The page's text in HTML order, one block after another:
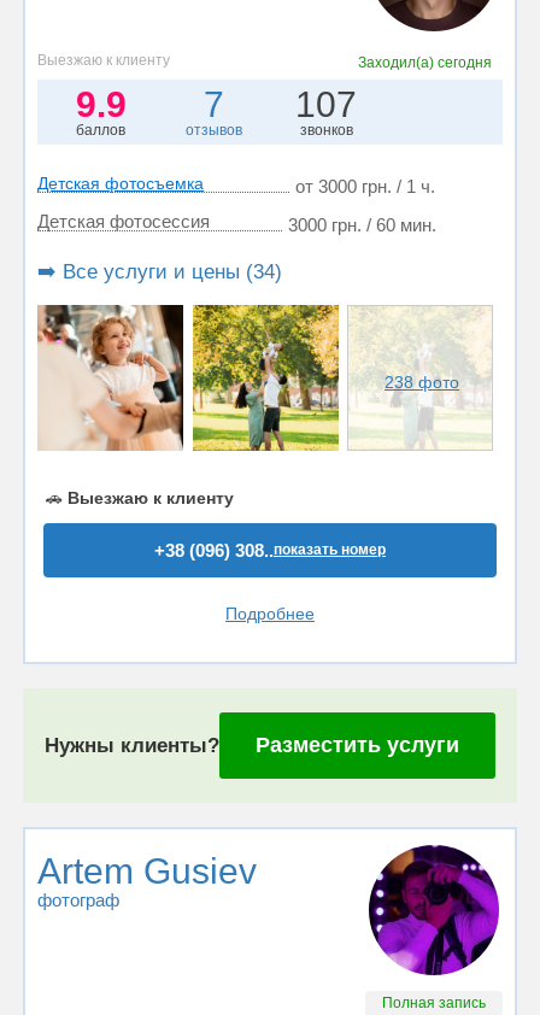
Выезжаю к клиенту Заходил(а)сегодня
9.9
баллов
7
отзывов
107
звонков
Детская фотосъемка
от 3000 грн. / 1 ч.
Детская фотосессия
3000 грн. / 60 мин.
➡️ Все услуги и цены (34)
238 фото
🚗 Выезжаю к клиенту
+38 (096) 308..показать номер
Подробнее
Нужны клиенты? Разместить услуги
Artem Gusiev
фотограф
Полная запись